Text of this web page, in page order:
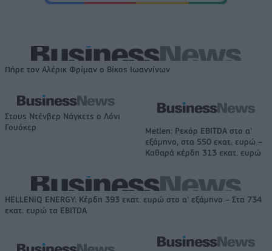
Πήρε τον Αλέρικ Φρίμαν ο Βίκος Ιωαννίνων
Στους Ντένβερ Νάγκετς ο Λόνι
Γουόκερ
Metlen: Ρεκόρ EBITDA στο α'
εξάμηνο, στα 550 εκατ. ευρώ –
Καθαρά κέρδη 313 εκατ. ευρώ
HELLENiQ ENERGY: Κέρδη 393 εκατ. ευρώ στο α' εξάμηνο – Στα 734
εκατ. ευρώ τα EBITDA